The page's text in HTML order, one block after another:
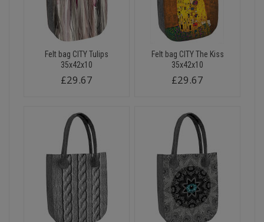
Felt bag CITY Tulips
35x42x10
£29.67
Felt bag CITY The Kiss
35x42x10
£29.67